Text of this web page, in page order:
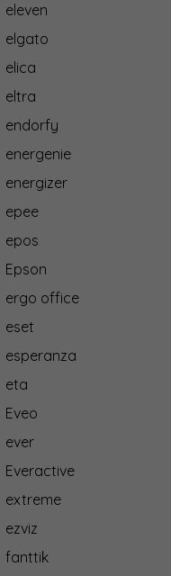
eleven
elgato
elica
eltra
endorfy
energenie
energizer
epee
epos
Epson
ergo office
eset
esperanza
eta
Eveo
ever
Everactive
extreme
ezviz
fanttik